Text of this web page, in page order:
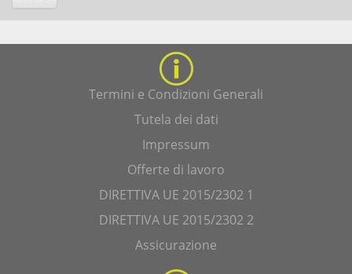
Termini e Condizioni Generali
Tutela dei dati
Impressum
Offerte di lavoro
DIRETTIVA UE 2015/2302 1
DIRETTIVA UE 2015/2302 2
Assicurazione